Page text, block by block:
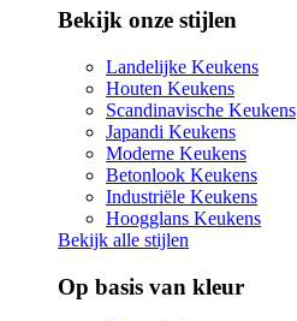
Bekijk onze stijlen
Landelijke Keukens
Houten Keukens
Scandinavische Keukens
Japandi Keukens
Moderne Keukens
Betonlook Keukens
Industriële Keukens
Hoogglans Keukens
Bekijk alle stijlen
Op basis van kleur